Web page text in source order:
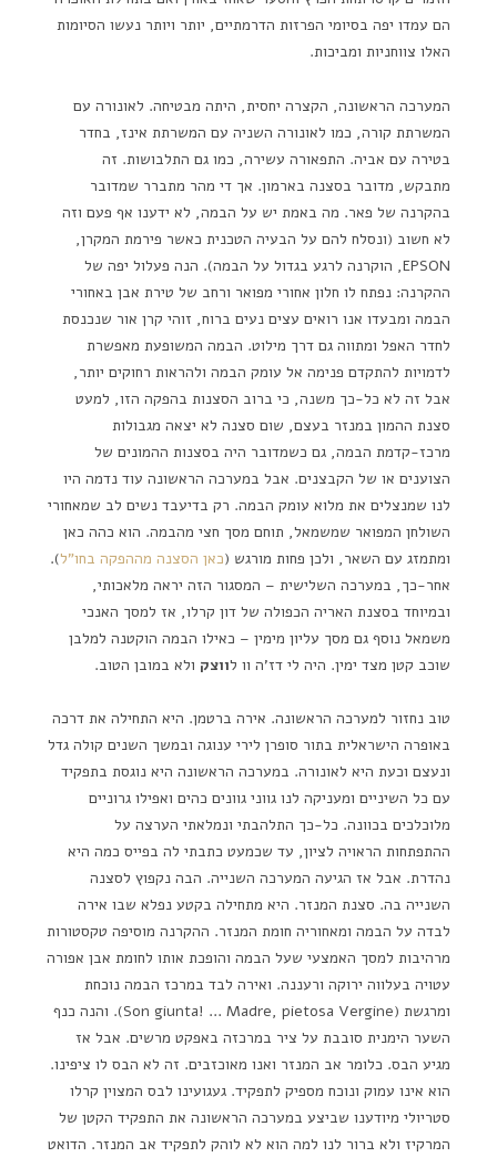
הם עמדו יפה בסיומי הפרזות הדרמתיים, יותר ויותר נעשו הסיומות
האלו צווחניות ומביכות.
המערכה הראשונה, הקצרה יחסית, היתה מבטיחה. לאונורה עם
המשרתת קורה, כמו לאונורה השניה עם המשרתת אינז, בחדר
בטירה עם אביה. התפאורה עשירה, כמו גם התלבושות. זה
מתבקש, מדובר בסצנה בארמון. אך די מהר מתברר שמדובר
בהקרנה של פאר. מה באמת יש על הבמה, לא ידענו אף פעם וזה
לא חשוב (ונסלח להם על הבעיה הטכנית כאשר פירמת המקרן,
EPSON, הוקרנה לרגע בגדול על הבמה). הנה פעלול יפה של
ההקרנה: נפתח לו חלון אחורי מפואר ורחב של טירת אבן באחורי
הבמה ומבעדו אנו רואים עצים נעים ברוח, זוהי קרן אור שנכנסת
לחדר האפל ומתווה גם דרך מילוט. הבמה המשופעת מאפשרת
לדמויות להתקדם פנימה אל עומק הבמה ולהראות רחוקים יותר,
אבל זה לא כל-כך משנה, כי ברוב הסצנות בהפקה הזו, למעט
סצנת ההמון במנזר בעצם, שום סצנה לא יצאה מגבולות
מרכז-קדמת הבמה, גם כשמדובר היה בסצנות ההמונים של
הצוענים או של הקבצנים. אבל במערכה הראשונה עוד נדמה היו
לנו שמנצלים את מלוא עומק הבמה. רק בדיעבד נשים לב שמאחורי
השולחן המפואר שמשמאל, תוחם מסך חצי מהבמה. הוא כהה כאן
ומתמזג עם השאר, ולכן פחות מורגש (כאן הסצנה מההפקה בחו"ל).
אחר-כך, במערכה השלישית – המסגור הזה יראה מלאכותי,
ובמיוחד בסצנת האריה הכפולה של דון קרלו, אז למסך האנכי
משמאל נוסף גם מסך עליון מימין – כאילו הבמה הוקטנה למלבן
שוכב קטן מצד ימין. היה לי דז'ה וו לווצק ולא במובן הטוב.
טוב נחזור למערכה הראשונה. אירה ברטמן. היא התחילה את דרכה
באופרה הישראלית בתור סופרן לירי ענוגה ובמשך השנים קולה גדל
ונעצם וכעת היא לאונורה. במערכה הראשונה היא נוגסת בתפקיד
עם כל השיניים ומעניקה לנו גווני גוונים כהים ואפילו גרוניים
מלוכלכים בכוונה. כל-כך התלהבתי ונמלאתי הערצה על
ההתפתחות הראויה לציון, עד שכמעט כתבתי לה בפייס כמה היא
נהדרת. אבל אז הגיעה המערכה השנייה. הבה נקפוץ לסצנה
השנייה בה. סצנת המנזר. היא מתחילה בקטע נפלא שבו אירה
לבדה על הבמה ומאחוריה חומת המנזר. ההקרנה מוסיפה טקסטורות
מרהיבות למסך האמצעי שעל הבמה והופכת אותו לחומת אבן אפורה
עטויה בעלווה ירוקה ורעננה. ואירה לבד במרכז הבמה נוכחת
ומרגשת (Son giunta! … Madre, pietosa Vergine). והנה כנף
השער הימנית סובבת על ציר במרכזה באפקט מרשים. אבל אז
מגיע הבס. כלומר אב המנזר ואנו מאוכזבים. זה לא הבס לו ציפינו.
הוא אינו עמוק ונוכח מספיק לתפקיד. געגועינו לבס המצוין קרלו
סטריולי מיודענו שביצע במערכה הראשונה את התפקיד הקטן של
המרקיז ולא ברור לנו למה הוא לא לוהק לתפקיד אב המנזר. הדואט